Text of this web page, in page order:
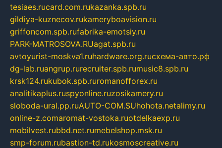
tesiaes.rucard.com.rukazanka.spb.ru
gildiya-kuznecov.rukameryboavision.ru
griffoncom.spb.rufabrika-emotsiy.ru
PARK-MATROSOVA.RUagat.spb.ru
avtoyurist-moskva1.ruhardware.org.ruсхема-авто.рф
dg-lab.ruangrup.rurecruiter.spb.rumusic8.spb.ru
krsk124.rukubok.spb.ruromanofforex.ru
analitikaplus.ruspyonline.ruzosikamery.ru
sloboda-ural.pp.ruAUTO-COM.SUhohota.netalimy.ru
online-z.comaromat-vostoka.ruotdelkaexp.ru
mobilvest.rubbd.net.rumebelshop.msk.ru
smp-forum.rubastion-td.rukosmoscreative.ru